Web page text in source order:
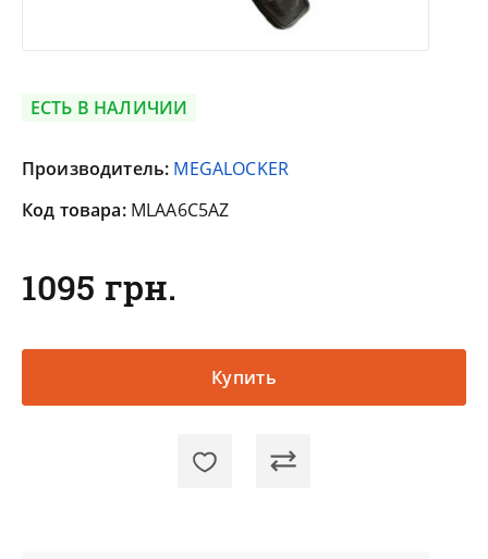
ЕСТЬ В НАЛИЧИИ
Производитель: MEGALOCKER
Код товара: MLAA6C5AZ
1095 грн.
Купить